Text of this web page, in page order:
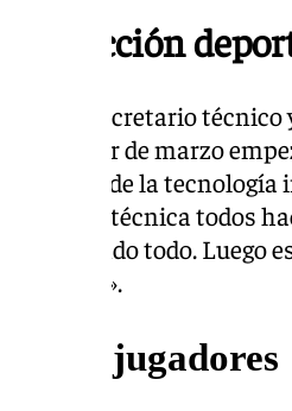
dirección
secretario
A partir de marzo
de la
técnica todos
ir asentando todo. Luego
ampliado».
con jugadores